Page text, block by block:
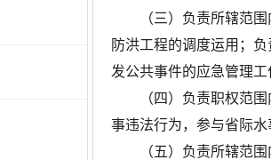
（三）负责所辖范
防洪工程的调度运用；
发公共事件的应急管理工
（四）负责职权范
事违法行为，参与省际
（五）负责所辖范